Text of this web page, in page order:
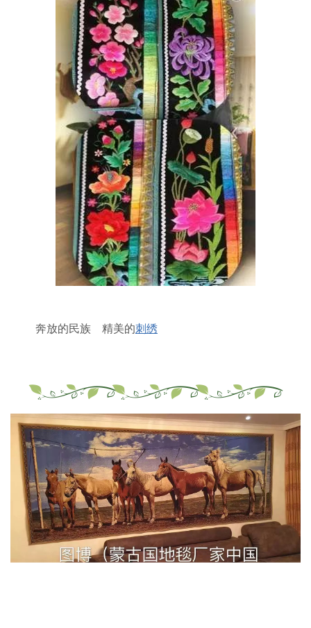
奔放的民族 精美的刺绣